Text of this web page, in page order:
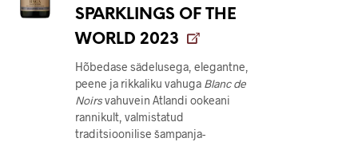
SPARKLINGS OF THE
WORLD 2023
Hõbedase sädelusega, elegantne,
peene ja rikkaliku vahuga Blanc de
Noirsvahuvein Atlandi ookeani
rannikult, valmistatud
traditsioonilise šampanja-